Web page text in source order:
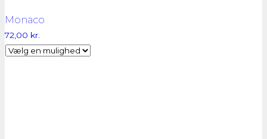
Monaco
72,00 kr.